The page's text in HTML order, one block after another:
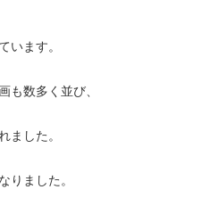
います。
も数多く並び、
ました。
りました。